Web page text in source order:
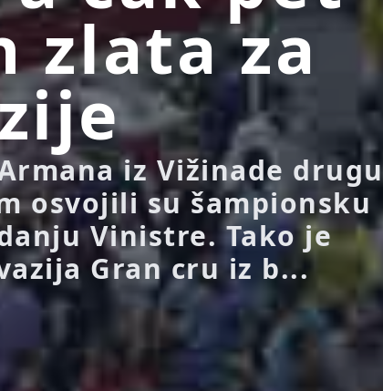
zlata za
iz Vižinade drugu
osvojili su šampionsku
Vinistre. Tako je
Gran cru iz b...